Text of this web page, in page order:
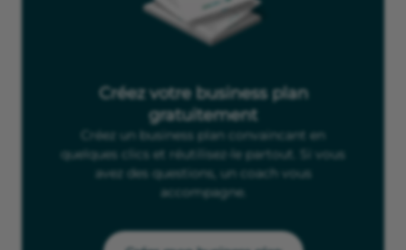
Créez votre business plan
gratuitement
Créez un business plan convaincant en
quelques clics et réutilisez-le partout. Si vous
avez des questions, un coach vous
accompagne.